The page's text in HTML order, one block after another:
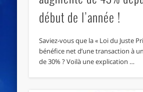
début de l’année !
Saviez-vous que la « Loi du Juste
bénéfice net d’une transaction à
de 30% ? Voilà une explication …